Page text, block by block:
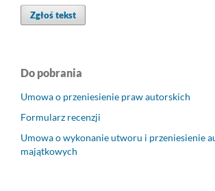
Zgłoś tekst
Do pobrania
Umowa o przeniesienie praw autorskich
Formularz recenzji
Umowa o wykonanie utworu i przeniesienie
majątkowych